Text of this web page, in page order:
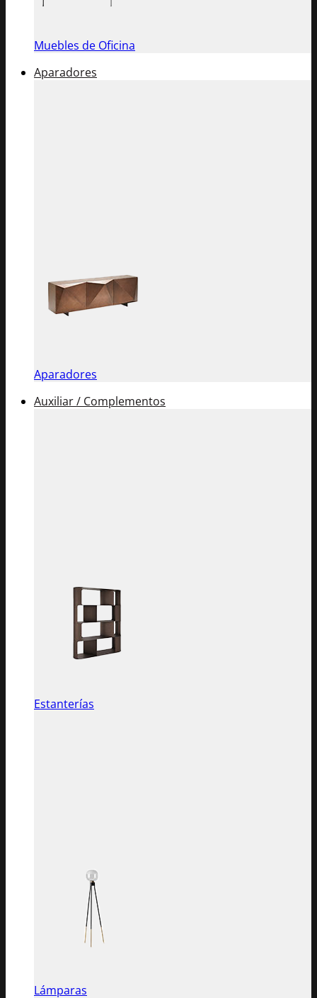
Muebles de Oficina
Aparadores
Aparadores
Auxiliar / Complementos
Estanterías
Lámparas